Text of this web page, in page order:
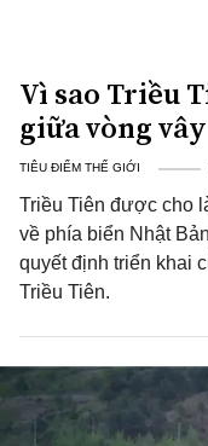
Vì sao Triều
giữa vòng
TIÊU ĐIỂM THẾ GIỚI
Triều Tiên được cho
về phía biển Nhật
quyết định triển khai
Triều Tiên.